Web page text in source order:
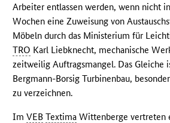
Arbeiter entlassen werden, wenn nicht
Wochen eine Zuweisung von
Möbeln durch das Ministerium für
TRO Karl Liebknecht, mechanische
zeitweilig Auftragsmangel. Das
Bergmann-Borsig Turbinenbau,
zu verzeichnen.
ImVEB Textima Wittenberge vertreten